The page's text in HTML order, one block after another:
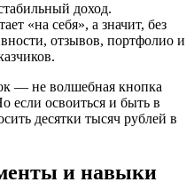
доход.
«на себя», а значит, без
отзывов, портфолио и
— не волшебная кнопка
если освоиться и быть в
десятки тысяч рублей в
и навыки